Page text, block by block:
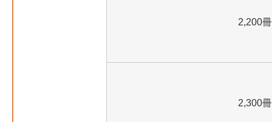
2,200冊
2,300冊